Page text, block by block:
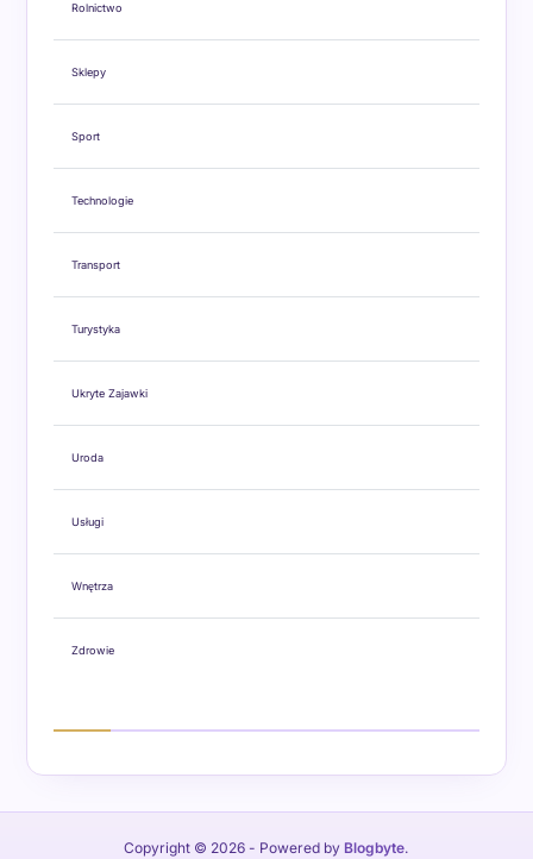
Rolnictwo
Sklepy
Sport
Technologie
Transport
Turystyka
Ukryte Zajawki
Uroda
Usługi
Wnętrza
Zdrowie
Copyright © 2026 - Powered by Blogbyte.